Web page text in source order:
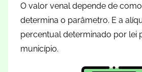
O valor venal depende de
determina o parâmetro. E a
percentual determinado por lei
município.